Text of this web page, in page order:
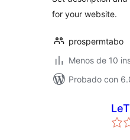
for your website.
prospermtabo
Menos de 10
Probado con